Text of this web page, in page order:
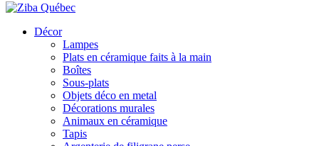
Décor
Lampes
Plats en céramique faits à la main
Boîtes
Sous-plats
Objets déco en metal
Décorations murales
Animaux en céramique
Tapis